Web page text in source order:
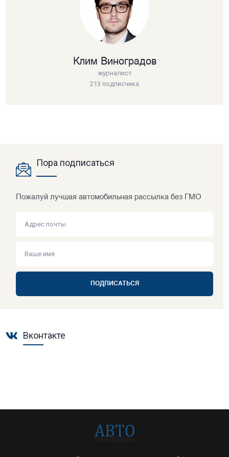
Клим Виноградов
журналист
213 подписчика
Пора подписаться
Пожалуй лучшая автомобильная рассылка без ГМО
ПОДПИСАТЬСЯ
Вконтакте